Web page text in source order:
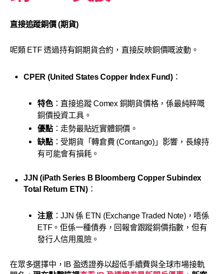
直接追蹤銅價 (期貨)
呢類 ETF 透過持有銅期貨合約，直接反映銅價嘅波動。
CPER (United States Copper Index Fund)：
特色：直接追蹤 Comex 銅期貨價格，係最純粹嘅
銅價投資工具。
優點：走勢最貼近實體銅價。
缺點：受期貨「轉倉費 (Contango)」影響，長線持
有可能會有損耗。
JJN (iPath Series B Bloomberg Copper Subindex
Total Return ETN)：
注意：JJN 係 ETN (Exchange Traded Note)，唔係
ETF。佢係一種債券，回報會跟蹤銅價指數，但有
發行人信用風險。
在眾多選擇中，IB 盈透證券以超低手續費與全球市場接軌